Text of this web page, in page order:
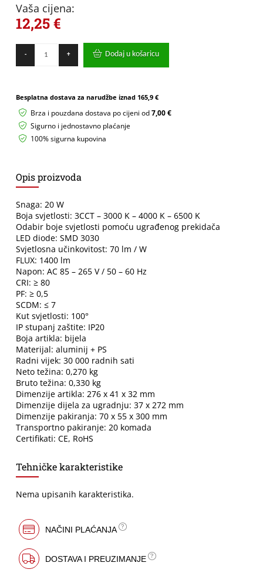
Vaša cijena:
12,25€
-
TECH
LED
Tech
CCT,
pravokutni
20W-
3CCT
+ Dodaj u košaricu
Besplatna dostava za narudžbe iznad 165,9 €
Brza i pouzdana dostava po cijeni od7,00 €
Sigurno i jednostavno plaćanje
100% sigurna kupovina
Opis proizvoda
Snaga: 20 W
Boja svjetlosti: 3CCT – 3000 K – 4000 K – 6500 K
Odabir boje svjetlosti pomoću ugrađenog prekidača
LED diode: SMD 3030
Svjetlosna učinkovitost: 70 lm / W
FLUX: 1400 lm
Napon: AC 85 – 265 V / 50 – 60 Hz
CRI: ≥ 80
PF: ≥ 0,5
SCDM: ≤ 7
Kut svjetlosti: 100°
IP stupanj zaštite: IP20
Boja artikla: bijela
Materijal: aluminij + PS
Radni vijek: 30 000 radnih sati
Neto težina: 0,270 kg
Bruto težina: 0,330 kg
Dimenzije artikla: 276 x 41 x 32 mm
Dimenzije dijela za ugradnju: 37 x 272 mm
Dimenzije pakiranja: 70 x 55 x 300 mm
Transportno pakiranje: 20 komada
Certifikati: CE, RoHS
Tehničke karakteristike
Nema upisanih karakteristika.
NAČINI PLAĆANJA
DOSTAVA I PREUZIMANJE